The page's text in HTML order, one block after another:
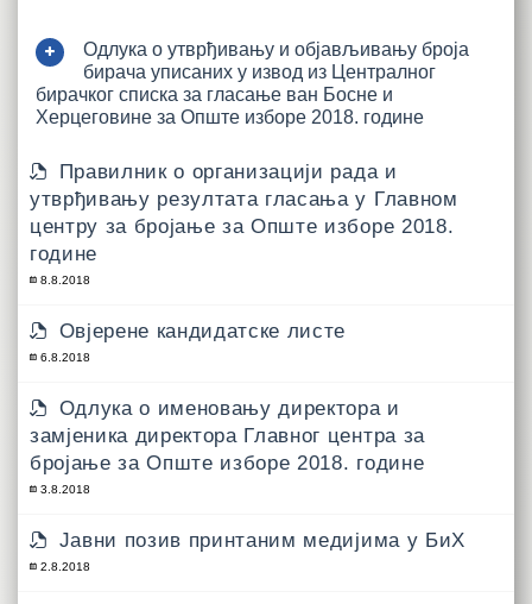
Одлука о утврђивању и објављивању броја
бирача уписаних у извод из Централног
бирачког списка за гласање ван Босне и
Херцеговине за Опште изборе 2018. године
Правилник о организацији рада и
утврђивању резултата гласања у Главном
центру за бројање за Опште изборе 2018.
године
8.8.2018
Овјерене кандидатске листе
6.8.2018
Одлука о именовању директора и
замјеника директора Главног центра за
бројање за Опште изборе 2018. године
3.8.2018
Јавни позив принтаним медијима у БиХ
2.8.2018